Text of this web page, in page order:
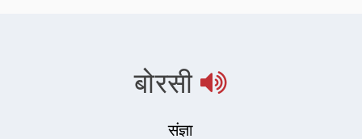
बोरसी
संज्ञा